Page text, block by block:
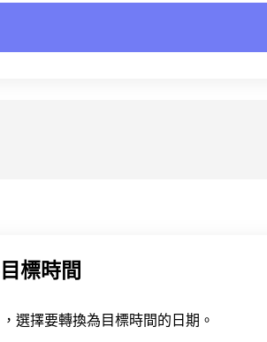
標時間
選擇要轉換為目標時間的日期。